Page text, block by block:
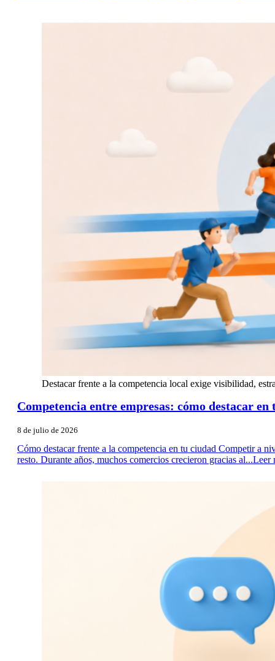
Destacar frente a la competencia local exige visibilidad,
Competencia entre empresas: cómo destacar
8 de julio de 2026
Cómo destacar frente a la competencia en tu ciudad Competir a
resto. Durante años, muchos comercios crecieron gracias al...Leer